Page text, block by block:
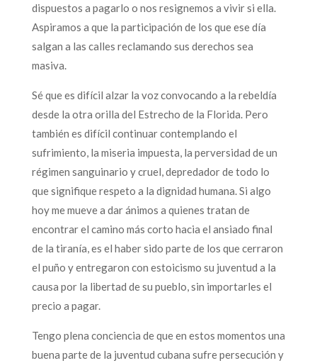
dispuestos a pagarlo o nos resignemos a vivir si ella.
Aspiramos a que la participación de los que ese día
salgan a las calles reclamando sus derechos sea
masiva.
Sé que es difícil alzar la voz convocando a la rebeldía
desde la otra orilla del Estrecho de la Florida. Pero
también es difícil continuar contemplando el
sufrimiento, la miseria impuesta, la perversidad de un
régimen sanguinario y cruel, depredador de todo lo
que signifique respeto a la dignidad humana. Si algo
hoy me mueve a dar ánimos a quienes tratan de
encontrar el camino más corto hacia el ansiado final
de la tiranía, es el haber sido parte de los que cerraron
el puño y entregaron con estoicismo su juventud a la
causa por la libertad de su pueblo, sin importarles el
precio a pagar.
Tengo plena conciencia de que en estos momentos una
buena parte de la juventud cubana sufre persecución y